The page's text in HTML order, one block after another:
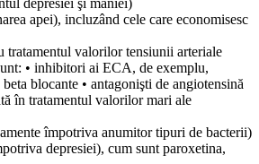
depresiei şi maniei)
apei), incluzând cele care economisesc
tratamentul valorilor tensiunii arteriale
• inhibitori ai ECA, de exemplu,
beta blocante • antagonişti de angiotensină
în tratamentul valorilor mari ale
împotriva anumitor tipuri de bacterii)
depresiei), cum sunt paroxetina,